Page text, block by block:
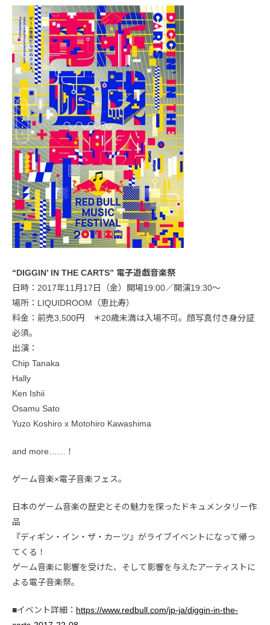
“DIGGIN’ IN THE CARTS” 電子遊戯音楽祭
日時：2017年11月17日（金）開場19:00／開演19:30〜
場所：LIQUIDROOM（恵比寿）
料金：前売3,500円 ＊20歳未満は入場不可。顔写真付き身分証
必須。
出演：
Chip Tanaka
Hally
Ken Ishii
Osamu Sato
Yuzo Koshiro x Motohiro Kawashima
and more……！
ゲーム音楽×電子音楽フェス。
日本のゲーム音楽の歴史とその魅力を探ったドキュメンタリー作
品
『ディギン・イン・ザ・カーツ』がライブイベントになって帰っ
てくる！
ゲーム音楽に影響を受けた、そして影響を与えたアーティストに
よる電子音楽祭。
■イベント詳細： https://www.redbull.com/jp-ja/diggin-in-the-